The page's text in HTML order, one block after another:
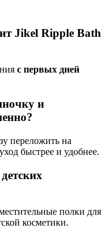
Jikel Ripple Bath
с первых дней
и
переложить на
быстрее и удобнее.
полки для
косметики.